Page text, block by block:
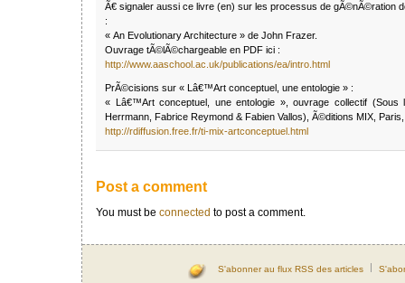
Ã€ signaler aussi ce livre (en) sur les processus de gÃ©nÃ©ration
:
« An Evolutionary Architecture » de John Frazer.
Ouvrage tÃ©lÃ©chargeable en PDF ici :
http://www.aaschool.ac.uk/publications/ea/intro.html
PrÃ©cisions sur « Lâ€™Art conceptuel, une entologie » :
« Lâ€™Art conceptuel, une entologie », ouvrage collectif (Sous
Herrmann, Fabrice Reymond & Fabien Vallos), Ã©ditions MIX,
http://rdiffusion.free.fr/ti-mix-artconceptuel.html
Post a comment
You must be connected to post a comment.
S'abonner au flux RSS des articles